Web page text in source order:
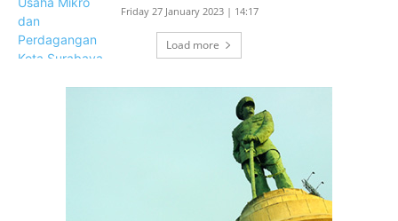
Friday 27 January 2023 | 14:17
Load more